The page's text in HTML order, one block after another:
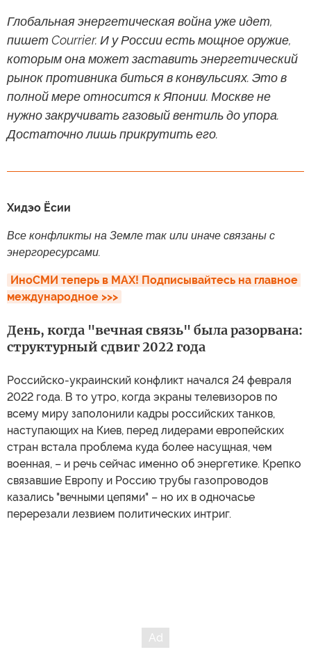
Глобальная энергетическая война уже идет,
пишет Courrier. И у России есть мощное оружие,
которым она может заставить энергетический
рынок противника биться в конвульсиях. Это в
полной мере относится к Японии. Москве не
нужно закручивать газовый вентиль до упора.
Достаточно лишь прикрутить его.
Хидэо Ёсии
Все конфликты на Земле так или иначе связаны с
энергоресурсами.
ИноСМИ теперь в MAX! Подписывайтесь на главное
международное >>>
День, когда "вечная связь" была разорвана:
структурный сдвиг 2022 года
Российско-украинский конфликт начался 24 февраля
2022 года. В то утро, когда экраны телевизоров по
всему миру заполонили кадры российских танков,
наступающих на Киев, перед лидерами европейских
стран встала проблема куда более насущная, чем
военная, – и речь сейчас именно об энергетике. Крепко
связавшие Европу и Россию трубы газопроводов
казались "вечными цепями" – но их в одночасье
перерезали лезвием политических интриг.